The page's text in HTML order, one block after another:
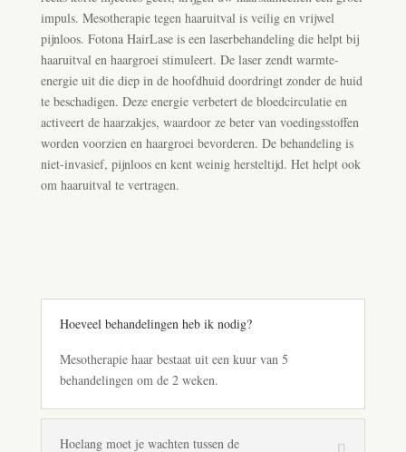
impuls. Mesotherapie tegen haaruitval is veilig en vrijwel
pijnloos. Fotona HairLase is een laserbehandeling die helpt bij
haaruitval en haargroei stimuleert. De laser zendt warmte-
energie uit die diep in de hoofdhuid doordringt zonder de huid
te beschadigen. Deze energie verbetert de bloedcirculatie en
activeert de haarzakjes, waardoor ze beter van voedingsstoffen
worden voorzien en haargroei bevorderen. De behandeling is
niet-invasief, pijnloos en kent weinig hersteltijd. Het helpt ook
om haaruitval te vertragen.
Hoeveel behandelingen heb ik nodig?
Mesotherapie haar bestaat uit een kuur van 5
behandelingen om de 2 weken.
Hoelang moet je wachten tussen de